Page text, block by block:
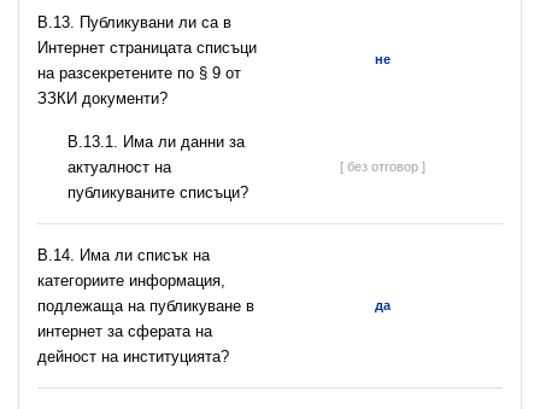
В.13. Публикувани ли са в
Интернет страницата списъци
на разсекретените по § 9 от
ЗЗКИ документи?
не
В.13.1. Има ли данни за
актуалност на
публикуваните списъци?
[ без отговор ]
В.14. Има ли списък на
категориите информация,
подлежаща на публикуване в
интернет за сферата на
дейност на институцията?
да